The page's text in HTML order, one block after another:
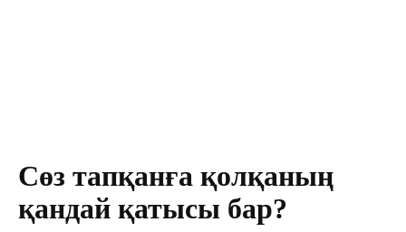
Сөз тапқанға қолқаның
қандай қатысы бар?